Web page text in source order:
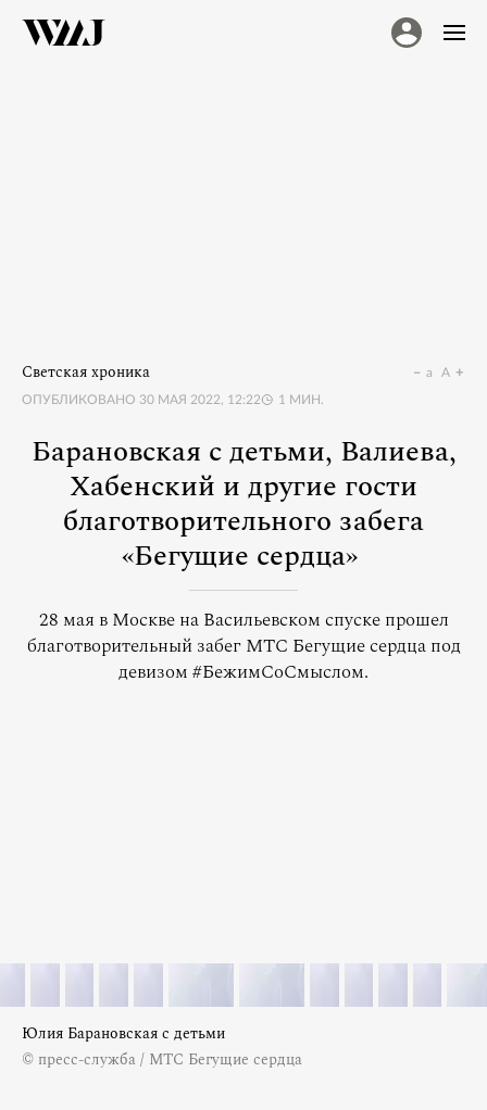
Светская хроника
ОПУБЛИКОВАНО 30 МАЯ 2022, 12:22 1 МИН.
a A
Барановская с детьми, Валиева,
Хабенский и другие гости
благотворительного забега
«Бегущие сердца»
28 мая в Москве на Васильевском спуске прошел
благотворительный забег МТС Бегущие сердца под
девизом #БежимСоСмыслом.
Юлия Барановская с детьми
© пресс-служба / МТС Бегущие сердца